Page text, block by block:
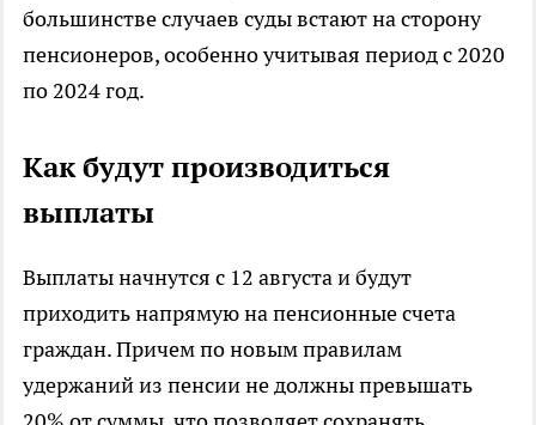
большинстве случаев суды встают на сторону
пенсионеров, особенно учитывая период с 2020
по 2024 год.
Как будут производиться
выплаты
Выплаты начнутся с 12 августа и будут
приходить напрямую на пенсионные счета
граждан. Причем по новым правилам
удержаний из пенсии не должны превышать